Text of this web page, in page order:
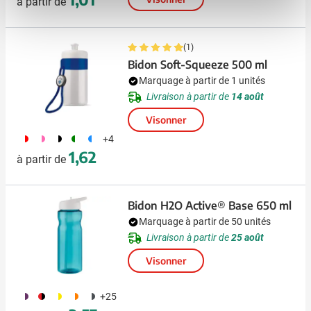
188 189 169 224 974 +4
à partir de 1,62
(1)
Bidon Soft-Squeeze 500 ml
Marquage à partir de 1 unités
Livraison à partir de 14 août
Visonner
370 175 377 179 874 +25
Bidon H2O Active® Base 650 ml
Marquage à partir de 50 unités
Livraison à partir de25 août
Visonner